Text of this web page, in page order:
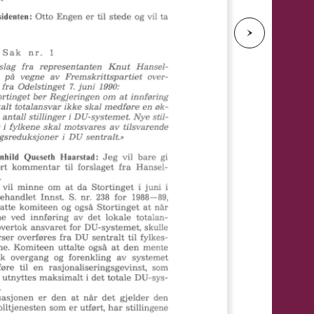
N
e
s
t
e
s
i
d
e